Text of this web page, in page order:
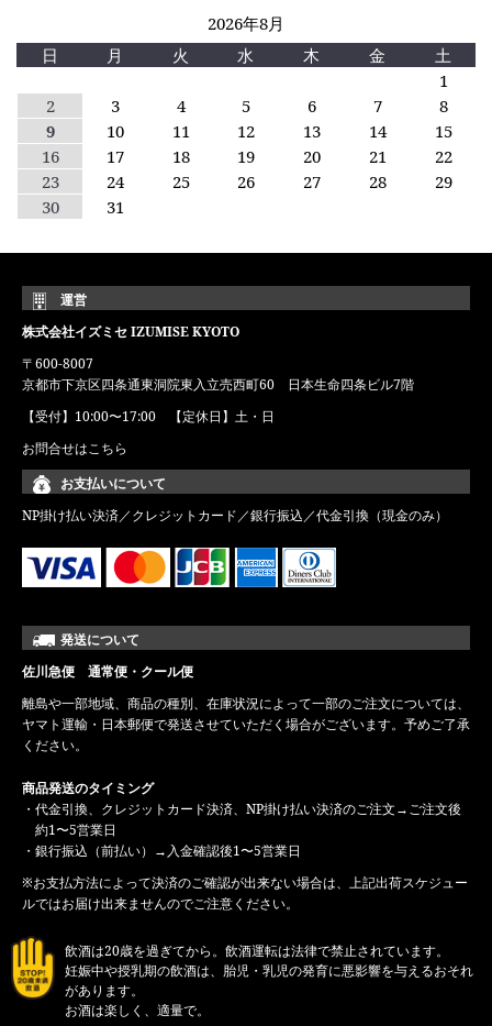
2026年8月
日
月 火 水 木 金
土
1
2
3 4 5 6 7
8
9
10 11 12 13 14
15
16
17 18 19 20 21
22
23
24 25 26 27 28
29
30
31
運営
株式会社イズミセ IZUMISE KYOTO
〒600-8007
京都市下京区四条通東洞院東入立売西町60 日本生命四条ビル7階
【受付】10:00〜17:00 【定休日】土・日
お問合せはこちら
お支払いについて
NP掛け払い決済／クレジットカード／銀行振込／代金引換（現金のみ）
発送について
佐川急便 通常便・クール便
離島や一部地域、商品の種別、在庫状況によって一部のご注文については、
ヤマト運輸・日本郵便で発送させていただく場合がございます。予めご了承
ください。
商品発送のタイミング
・代金引換、クレジットカード決済、NP掛け払い決済のご注文→ご注文後
約1〜5営業日
・銀行振込（前払い）→入金確認後1〜5営業日
※お支払方法によって決済のご確認が出来ない場合は、上記出荷スケジュー
ルではお届け出来ませんのでご注意ください。
飲酒は20歳を過ぎてから。飲酒運転は法律で禁止されています。
妊娠中や授乳期の飲酒は、胎児・乳児の発育に悪影響を与えるおそれ
があります。
お酒は楽しく、適量で。